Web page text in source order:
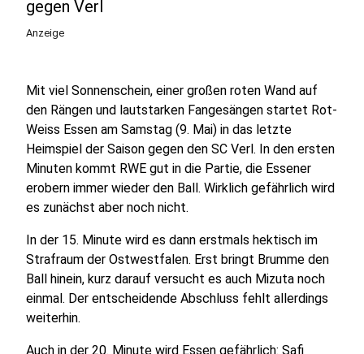
gegen Verl
Anzeige
Mit viel Sonnenschein, einer großen roten Wand auf
den Rängen und lautstarken Fangesängen startet Rot-
Weiss Essen am Samstag (9. Mai) in das letzte
Heimspiel der Saison gegen den SC Verl. In den ersten
Minuten kommt RWE gut in die Partie, die Essener
erobern immer wieder den Ball. Wirklich gefährlich wird
es zunächst aber noch nicht.
In der 15. Minute wird es dann erstmals hektisch im
Strafraum der Ostwestfalen. Erst bringt Brumme den
Ball hinein, kurz darauf versucht es auch Mizuta noch
einmal. Der entscheidende Abschluss fehlt allerdings
weiterhin.
Auch in der 20. Minute wird Essen gefährlich: Safi